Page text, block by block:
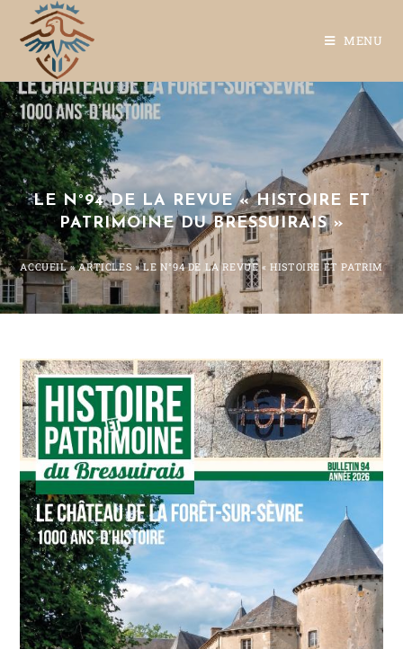
MENU
LE N°94 DE LA REVUE « HISTOIRE ET
PATRIMOINE DU BRESSUIRAIS »
ACCUEIL»ARTICLES »LE N°94 DE LA REVUE « HISTOIRE ET